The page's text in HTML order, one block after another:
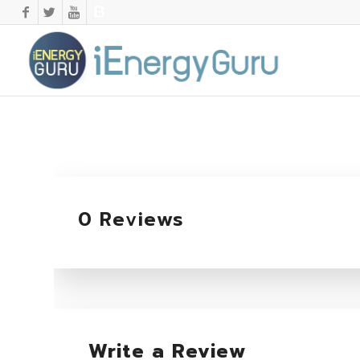
0 Reviews
Write a Review